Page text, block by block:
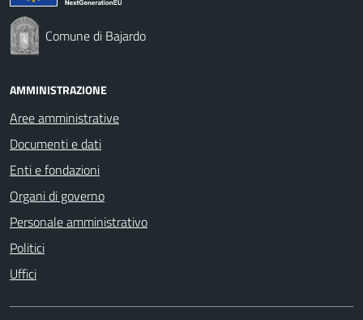
Comune di Bajardo
AMMINISTRAZIONE
Aree amministrative
Documenti e dati
Enti e fondazioni
Organi di governo
Personale amministrativo
Politici
Uffici